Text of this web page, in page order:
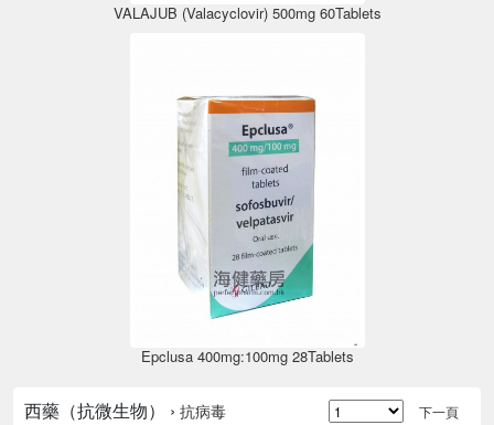
VALAJUB (Valacyclovir) 500mg 60Tablets
Epclusa 400mg:100mg 28Tablets
西藥（抗微生物） › 抗病毒 下一頁